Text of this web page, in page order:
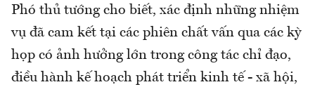
Phó thủ tướng cho biết, xác định những nhiệm
vụ đã cam kết tại các phiên chất vấn qua các kỳ
họp có ảnh hưởng lớn trong công tác chỉ đạo,
điều hành kế hoạch phát triển kinh tế - xã hội,